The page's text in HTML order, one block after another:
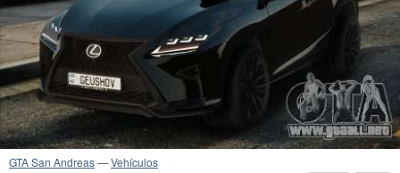
GTA San Andreas—Vehículos